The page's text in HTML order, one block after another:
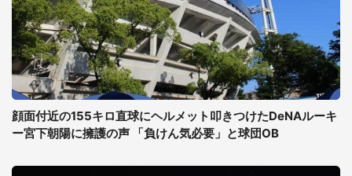
顔面付近の155キロ直球にヘルメット叩きつけたDeNAルーキ
ー宮下朝陽に擁護の声 「負けん気必要」と球団OB